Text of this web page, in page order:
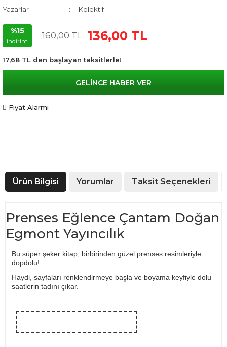
Yazarlar
Kolektif
%15
indirim
160,00 TL 136,00 TL
17,68 TL den başlayan taksitlerle!
GELİNCE HABER VER
Fiyat Alarmı
Ürün Bilgisi Yorumlar Taksit Seçenekleri
Prenses Eğlence Çantam Doğan
Egmont Yayıncılık
Bu süper şeker kitap, birbirinden güzel prenses resimleriyle
dopdolu!
Haydi, sayfaları renklendirmeye başla ve boyama keyfiyle dolu
saatlerin tadını çıkar.